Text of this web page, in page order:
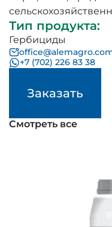
Тип продукта:
Гербициды
Заказать
+7 (702) 226 83 38
Смотреть все